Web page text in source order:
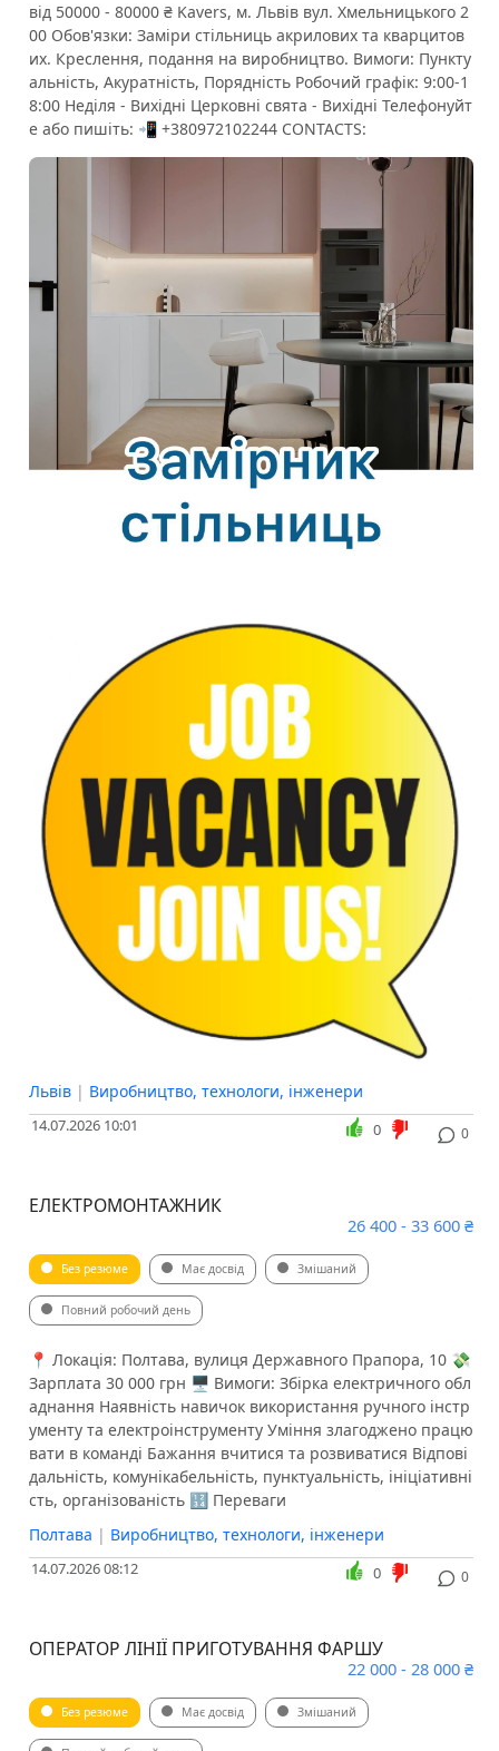
від 50000 - 80000 ₴ Kavers, м. Львів вул. Хмельницького 2
00 Обов'язки: Заміри стільниць акрилових та кварцитов
их. Креслення, подання на виробництво. Вимоги: Пункту
альність, Акуратність, Порядність Робочий графік: 9:00-1
8:00 Неділя - Вихідні Церковні свята - Вихідні Телефонуйт
е або пишіть: 📲 +380972102244 CONTACTS:
Львів | Виробництво, технологи, інженери
14.07.2026 10:01 0
0
ЕЛЕКТРОМОНТАЖНИК
26 400 - 33 600 ₴
Без резюме Має досвід Змішаний
Повний робочий день
📍 Локація: Полтава, вулиця Державного Прапора, 10 💸
Зарплата 30 000 грн 🖥 Вимоги: Збірка електричного обл
аднання Наявність навичок використання ручного інстр
ументу та електроінструменту Уміння злагоджено працю
вати в команді Бажання вчитися та розвиватися Відпові
дальність, комунікабельність, пунктуальність, ініціативні
сть, організованість 🔢 Переваги
Полтава | Виробництво, технологи, інженери
14.07.2026 08:12 0
0
ОПЕРАТОР ЛІНІЇ ПРИГОТУВАННЯ ФАРШУ
22 000 - 28 000 ₴
Без резюме Має досвід Змішаний